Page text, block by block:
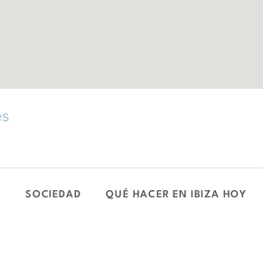
SOCIEDAD QUÉ HACER EN IBIZA HOY